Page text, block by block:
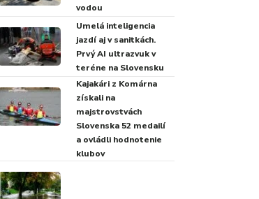
vodou
Umelá inteligencia
jazdí aj v sanitkách.
Prvý AI ultrazvuk v
teréne na Slovensku
Kajakári z Komárna
získali na
majstrovstvách
Slovenska 52 medailí
a ovládli hodnotenie
klubov